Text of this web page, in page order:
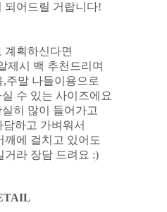
되어드릴 거랍니다!
계획하신다면
제시 백 추천드리며
주말 나들이용으로
수 있는 사이즈에요
히 많이 들어가고
하고 가벼워서
깨에 걸치고 있어도
거라 장담 드려요 :)